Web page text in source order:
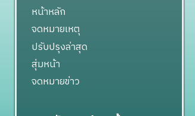
หน้าหลัก
จดหมายเหตุ
ปรับปรุงล่าสุด
สุ่มหน้า
จดหมายข่าว